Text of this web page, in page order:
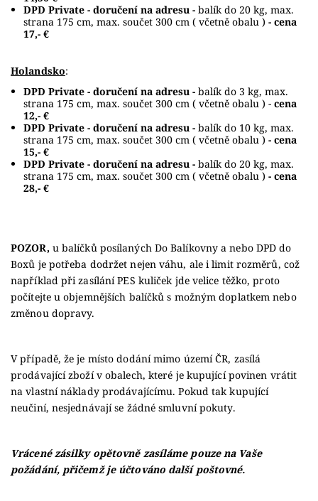
DPD Private - doručení na adresu - balík do 20 kg, max.
strana 175 cm, max. součet 300 cm ( včetně obalu ) - cena
17,- €
Holandsko:
DPD Private - doručení na adresu - balík do 3 kg, max.
strana 175 cm, max. součet 300 cm ( včetně obalu ) - cena
12,- €
DPD Private - doručení na adresu - balík do 10 kg, max.
strana 175 cm, max. součet 300 cm ( včetně obalu ) - cena
15,- €
DPD Private - doručení na adresu - balík do 20 kg, max.
strana 175 cm, max. součet 300 cm ( včetně obalu ) - cena
28,- €
POZOR, u balíčků posílaných Do Balíkovny a nebo DPD do
Boxů je potřeba dodržet nejen váhu, ale i limit rozměrů, což
například při zasílání PES kuliček jde velice těžko, proto
počítejte u objemnějších balíčků s možným doplatkem nebo
změnou dopravy.
V případě, že je místo dodání mimo území ČR, zasílá
prodávající zboží v obalech, které je kupující povinen vrátit
na vlastní náklady prodávajícímu. Pokud tak kupující
neučiní, nesjednávají se žádné smluvní pokuty.
Vrácené zásilky opětovně zasíláme pouze na Vaše
požádání, přičemž je účtováno další poštovné.